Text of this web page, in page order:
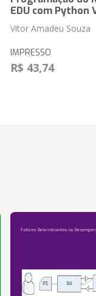
EDU com Python
Vitor Amadeu Souza
IMPRESSO
R$ 43,74